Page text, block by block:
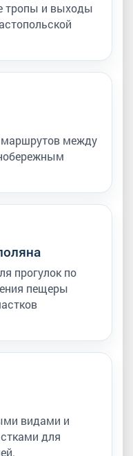
тропы и выходы
маршрутов между
прогулок по
пещеры
видами и
для